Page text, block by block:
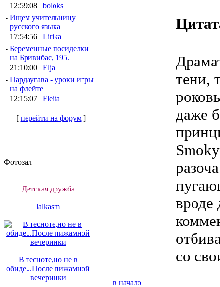
12:59:08 | boloks
· Ищем учительницу
русского языка
17:54:56 | Lirika
· Беременные посиделки
на Бривибас, 195.
21:10:00 | Elja
· Пардаугава - уроки игры
на флейте
12:15:07 | Fleita
[ перейти на форум]
Фотозал
Детская дружба
lalkasm
В тесноте,но не в
обиде...После пижамной
вечеринки
тени,
даже
вроде
со
в начало